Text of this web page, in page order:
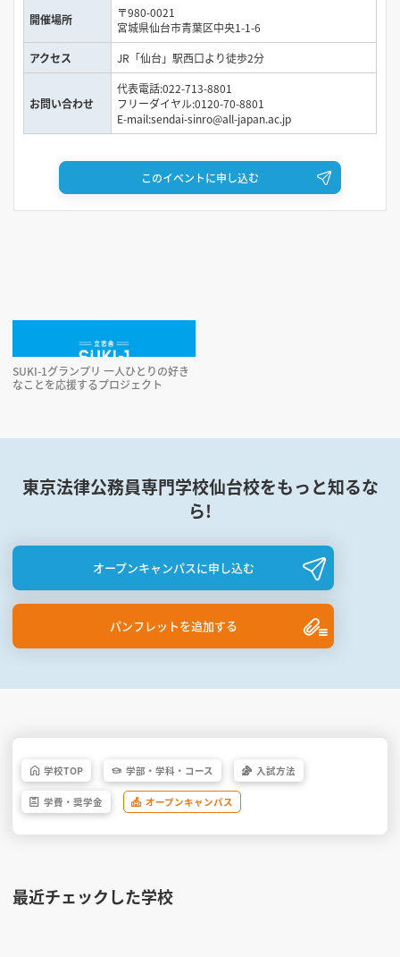
開催場所
〒980-0021
宮城県仙台市青葉区中央1-1-6
アクセス
JR「仙台」駅西口より徒歩2分
お問い合わせ
代表電話:022-713-8801
フリーダイヤル:0120-70-8801
E-mail:sendai-sinro@all-japan.ac.jp
このイベントに申し込む
SUKI-1グランプリ 一人ひとりの好き
なことを応援するプロジェクト
東京法律公務員専門学校仙台校をもっと知るな
ら!
オープンキャンパスに申し込む
パンフレットを追加する
学校TOP 学部・ 学科・ コース 入試方法
学費・ 奨学金 オープンキャンパス
最近チェックした学校